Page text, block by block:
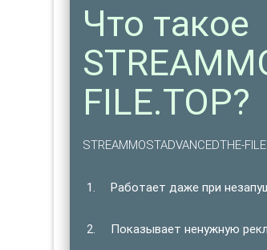
Что такое
FILE.TOP?
Работает даже при
Показывает ненужную